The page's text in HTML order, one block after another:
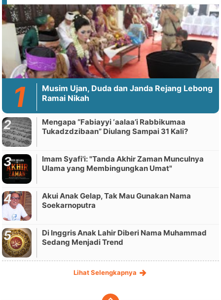
Musim Ujan, Duda dan Janda Rejang Lebong
Ramai Nikah
Mengapa “Fabiayyi ‘aalaa’i Rabbikumaa
Tukadzdzibaan” Diulang Sampai 31 Kali?
Imam Syafi'i: "Tanda Akhir Zaman Munculnya
Ulama yang Membingungkan Umat"
Akui Anak Gelap, Tak Mau Gunakan Nama
Soekarnoputra
Di Inggris Anak Lahir Diberi Nama Muhammad
Sedang Menjadi Trend
Lihat Selengkapnya